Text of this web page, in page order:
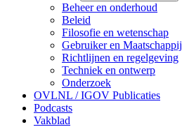
Beheer en onderhoud
Beleid
Filosofie en wetenschap
Gebruiker en Maatschappij
Richtlijnen en regelgeving
Techniek en ontwerp
Onderzoek
OVLNL / IGOV Publicaties
Podcasts
Vakblad